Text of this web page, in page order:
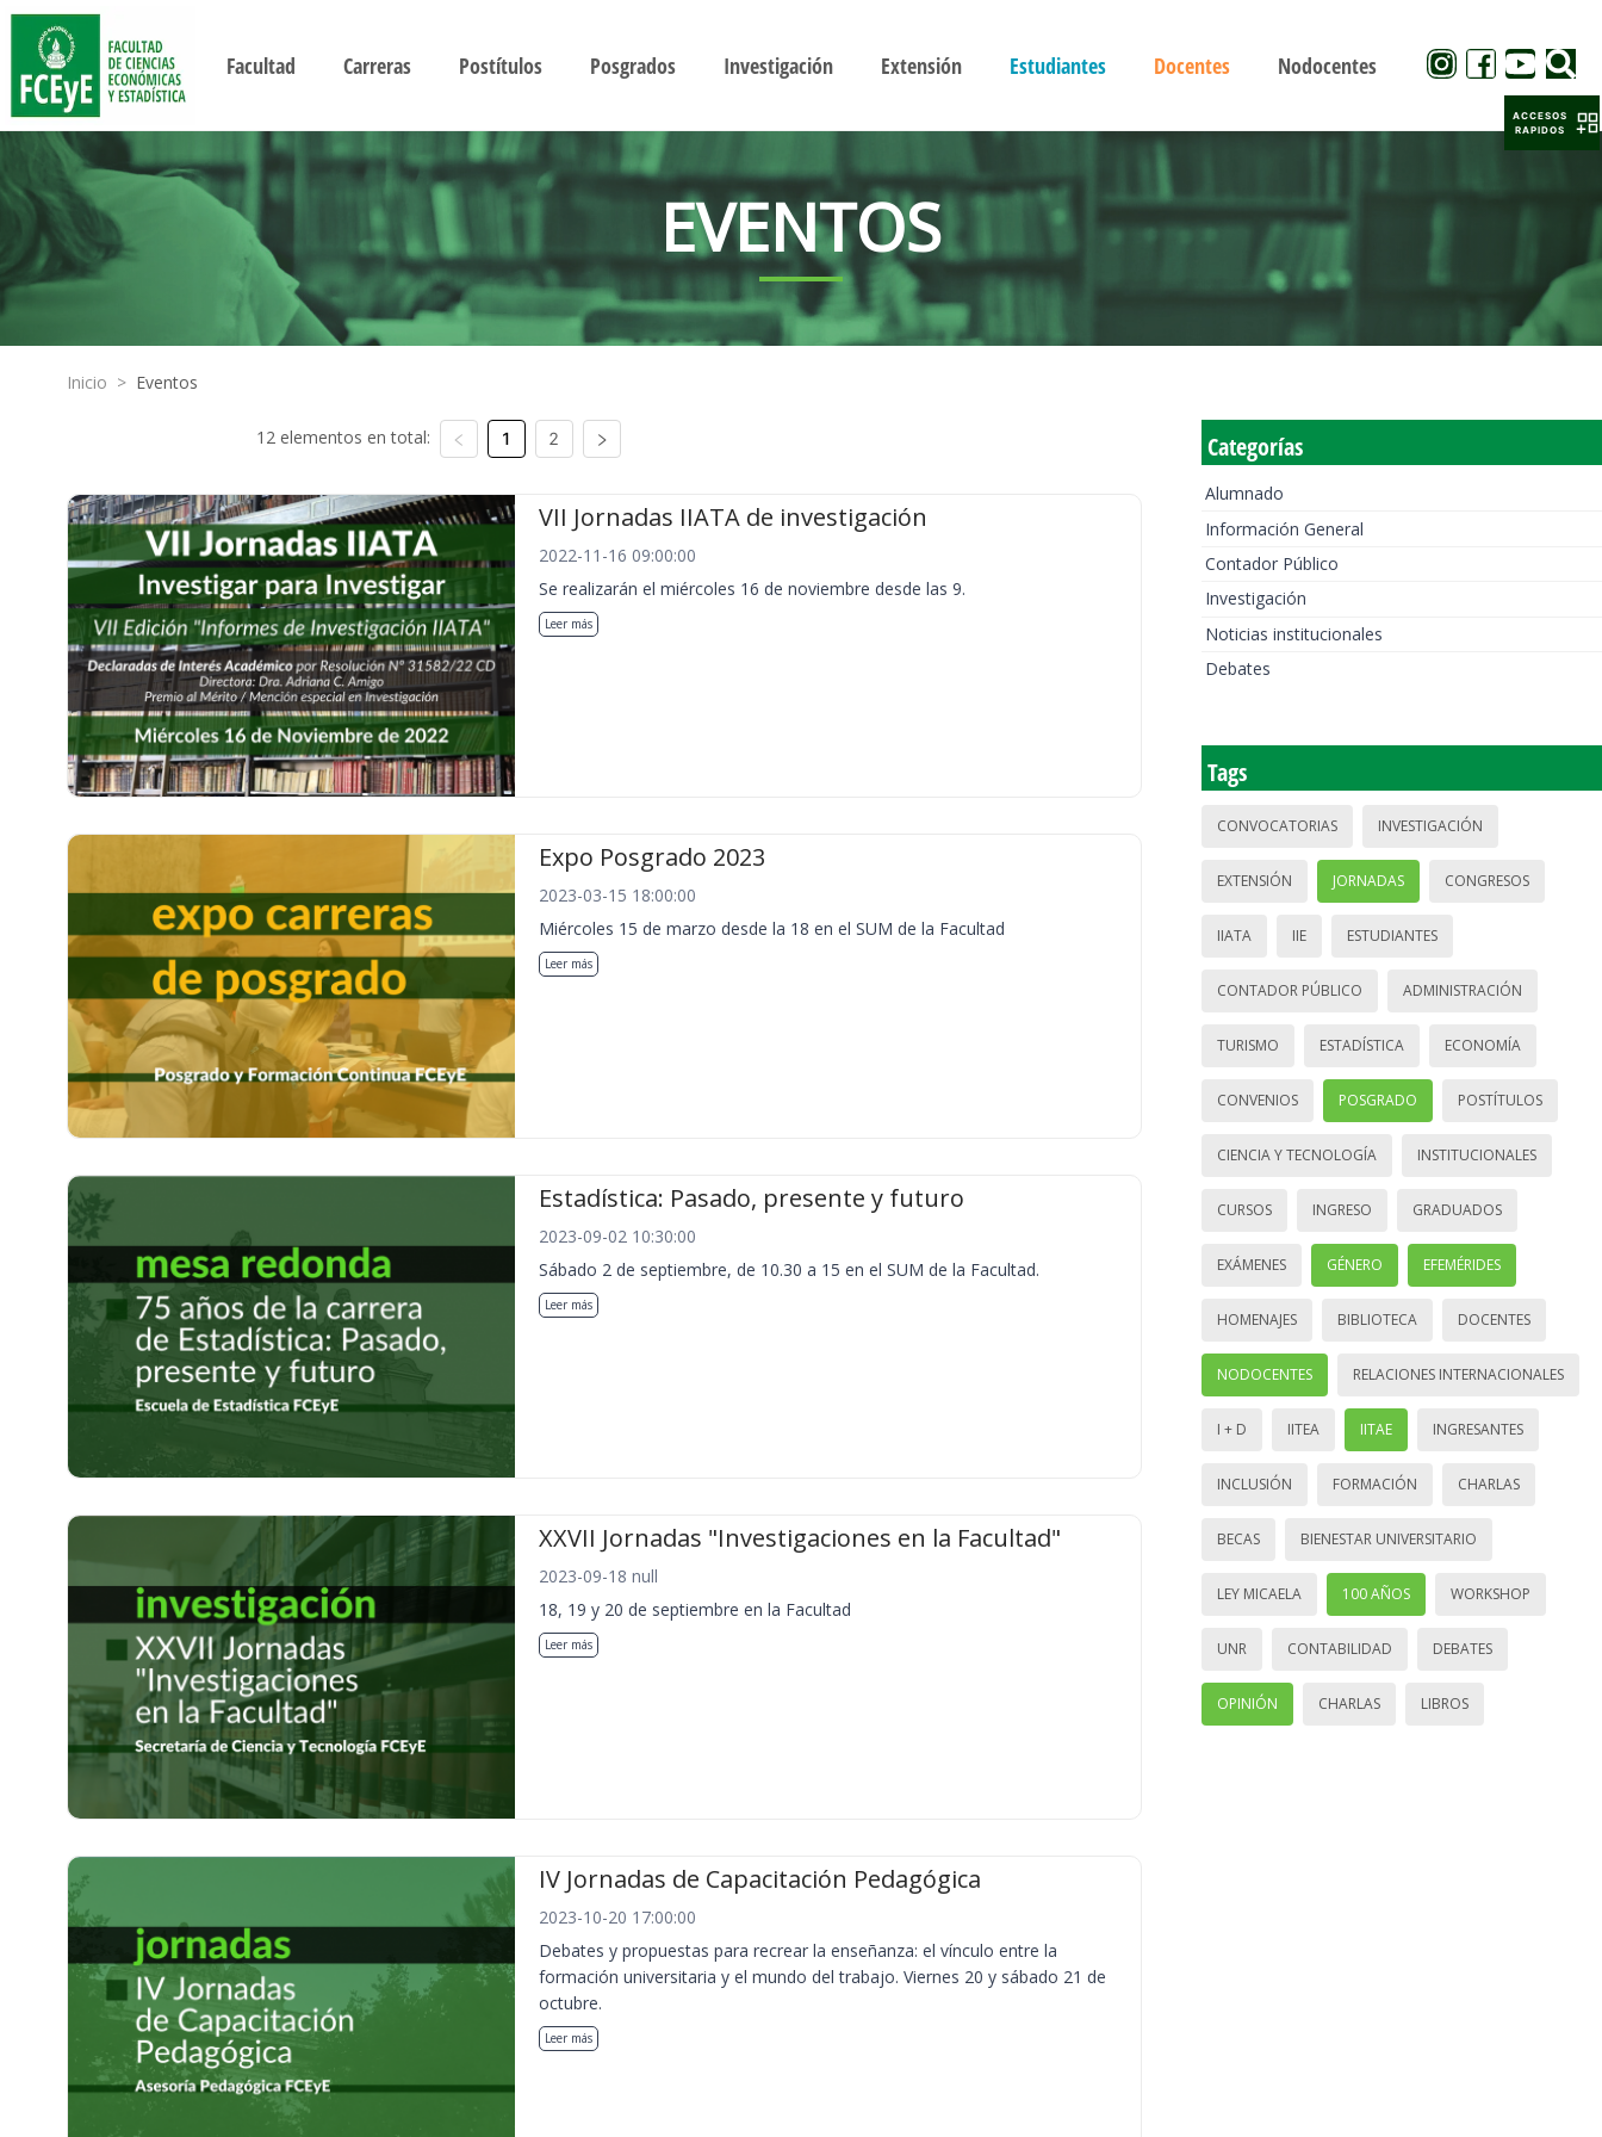
Facultad Carreras Postítulos Posgrados Investigación Extensión Estudiantes Docentes Nodocentes
EVENTOS
Inicio > Eventos
12 elementos en total: 1 2
VII Jornadas IIATA de investigación
2022-11-16 09:00:00
Se realizarán el miércoles 16 de noviembre desde las 9.
Leer más
Expo Posgrado 2023
2023-03-15 18:00:00
Miércoles 15 de marzo desde la 18 en el SUM de la Facultad
Leer más
Estadística: Pasado, presente y futuro
2023-09-02 10:30:00
Sábado 2 de septiembre, de 10.30 a 15 en el SUM de la Facultad.
Leer más
XXVII Jornadas "Investigaciones en la Facultad"
2023-09-18 null
18, 19 y 20 de septiembre en la Facultad
Leer más
IV Jornadas de Capacitación Pedagógica
2023-10-20 17:00:00
Debates y propuestas para recrear la enseñanza: el vínculo entre la
formación universitaria y el mundo del trabajo. Viernes 20 y sábado 21 de
octubre.
Leer más
Categorías
Alumnado
Información General
Contador Público
Investigación
Noticias institucionales
Debates
Tags
CONVOCATORIAS INVESTIGACIÓN
EXTENSIÓN JORNADAS CONGRESOS
IIATA IIE ESTUDIANTES
CONTADOR PÚBLICO ADMINISTRACIÓN
TURISMO ESTADÍSTICA ECONOMÍA
CONVENIOS POSGRADO POSTÍTULOS
CIENCIA Y TECNOLOGÍA INSTITUCIONALES
CURSOS INGRESO GRADUADOS
EXÁMENES GÉNERO EFEMÉRIDES
HOMENAJES BIBLIOTECA DOCENTES
NODOCENTES RELACIONES INTERNACIONALES
I + D IITEA IITAE INGRESANTES
INCLUSIÓN FORMACIÓN CHARLAS
BECAS BIENESTAR UNIVERSITARIO
LEY MICAELA 100 AÑOS WORKSHOP
UNR CONTABILIDAD DEBATES
OPINIÓN CHARLAS LIBROS
ACCESOS
RAPIDOS